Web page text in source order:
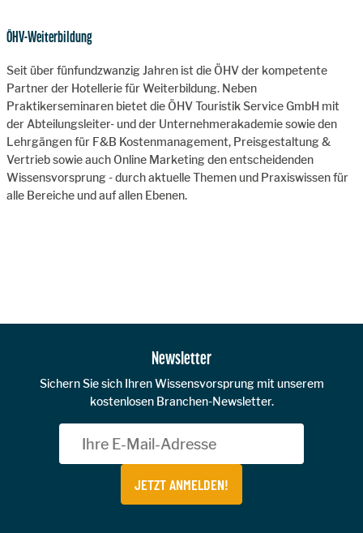
ÖHV-Weiterbildung
Seit über fünfundzwanzig Jahren ist die ÖHV der kompetente
Partner der Hotellerie für Weiterbildung. Neben
Praktikerseminaren bietet die ÖHV Touristik Service GmbH mit
der Abteilungsleiter- und der Unternehmerakademie sowie den
Lehrgängen für F&B Kostenmanagement, Preisgestaltung &
Vertrieb sowie auch Online Marketing den entscheidenden
Wissensvorsprung - durch aktuelle Themen und Praxiswissen für
alle Bereiche und auf allen Ebenen.
Newsletter
Sichern Sie sich Ihren Wissensvorsprung mit unserem
kostenlosen Branchen-Newsletter.
JETZT ANMELDEN!